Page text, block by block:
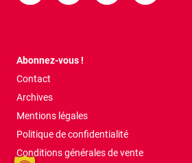
Abonnez-vous !
Contact
Archives
Mentions légales
Politique de confidentialité
Conditions générales de vente